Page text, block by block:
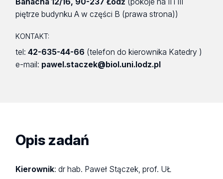
Banacha 12/16, 90-237 Łódź (pokoje na II i III
piętrze budynku A w części B (prawa strona))
KONTAKT:
tel:42-635-44-66 (telefon do kierownika Katedry )
e-mail: pawel.staczek@biol.uni.lodz.pl
Opis zadań
Kierownik: dr hab. Paweł Stączek, prof. UŁ